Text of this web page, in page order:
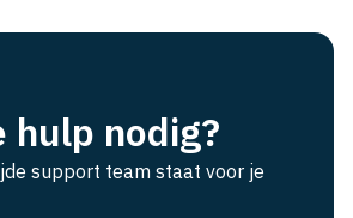
hulp nodig?
support team staat voor je